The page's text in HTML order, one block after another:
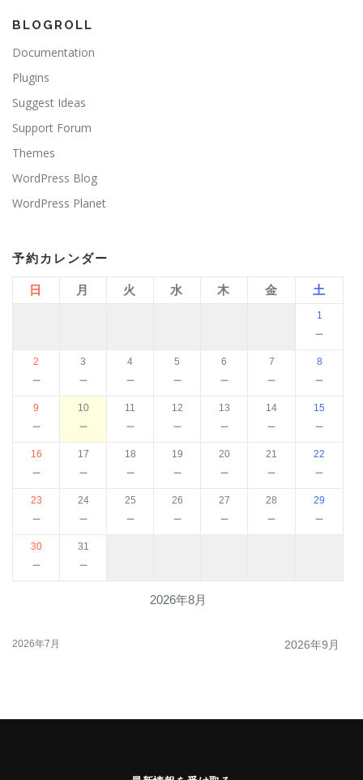
BLOGROLL
Documentation
Plugins
Suggest Ideas
Support Forum
Themes
WordPress Blog
WordPress Planet
予約カレンダー
2026年8月
日 月 火 水 木 金 土
1
－
2
－
3
－
4
－
5
－
6
－
7
－
8
－
9
－
10
－
11
－
12
－
13
－
14
－
15
－
16
－
17
－
18
－
19
－
20
－
21
－
22
－
23
－
24
－
25
－
26
－
27
－
28
－
29
－
30
－
31
－
2026年7月 2026年9月